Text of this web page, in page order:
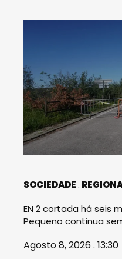
SOCIEDADE
EN 2 cortada há seis
Pequeno continua
Agosto 8, 2026 . 13:30